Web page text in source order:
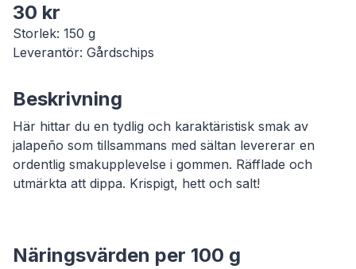
30 kr
Storlek: 150 g
Leverantör: Gårdschips
Beskrivning
Här hittar du en tydlig och karaktäristisk smak av
jalapeño som tillsammans med sältan levererar en
ordentlig smakupplevelse i gommen. Räfflade och
utmärkta att dippa. Krispigt, hett och salt!
Näringsvärden per 100 g